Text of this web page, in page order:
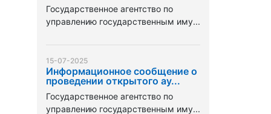
Государственное агентство по
управлению государственным иму...
15-07-2025
Информационное сообщение о
проведении открытого ау...
Государственное агентство по
управлению государственным иму...